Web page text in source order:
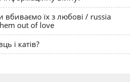
вбиваємо їх з любові / russia
out of love
і катів?